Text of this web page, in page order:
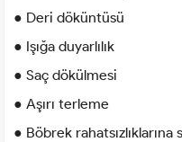
● Deri döküntüsü
● Işığa duyarlılık
● Saç dökülmesi
● Aşırı terleme
● Böbrek